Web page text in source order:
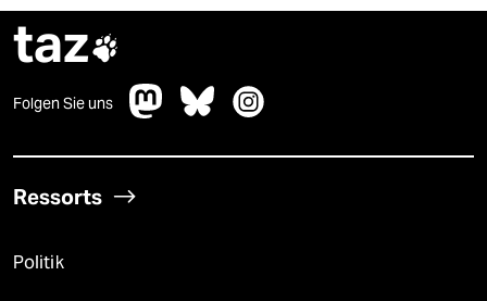
taz
Folgen Sie uns
Ressorts
Politik